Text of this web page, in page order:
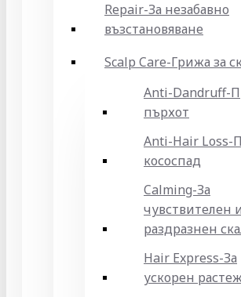
Repair-За незабавно
възстановяване
Scalp Care-Грижа за
Anti-Dandruff-
пърхот
Anti-Hair Loss-
кососпад
Calming-За
чувствителен и
раздразнен
Hair Express-За
ускорен